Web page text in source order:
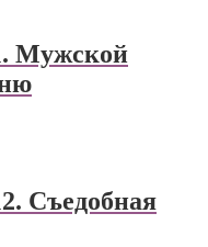
Мужской
Съедобная